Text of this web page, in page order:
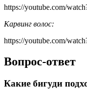
https://youtube.com/
Карвинг волос:
https://youtube.com/
Вопрос-ответ
Какие бигуди